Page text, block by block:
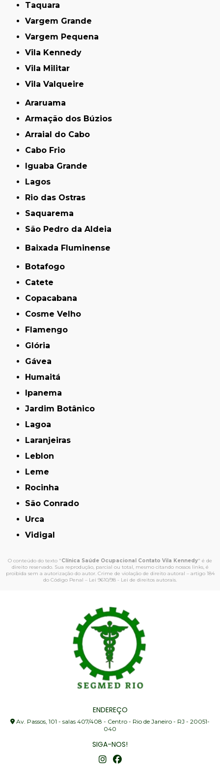
Taquara
Vargem Grande
Vargem Pequena
Vila Kennedy
Vila Militar
Vila Valqueire
Araruama
Armação dos Búzios
Arraial do Cabo
Cabo Frio
Iguaba Grande
Lagos
Rio das Ostras
Saquarema
São Pedro da Aldeia
Baixada Fluminense
Botafogo
Catete
Copacabana
Cosme Velho
Flamengo
Glória
Gávea
Humaitá
Ipanema
Jardim Botânico
Lagoa
Laranjeiras
Leblon
Leme
Rocinha
São Conrado
Urca
Vidigal
O conteúdo do texto "Clínica Saúde Ocupacional Contato Vila Kennedy" é de
direito reservado. Sua reprodução, parcial ou total, mesmo citando nossos links, é
proibida sem a autorização do autor. Crime de violação de direito autoral – artigo 184
do Código Penal – Lei 9610/98 - Lei de direitos autorais.
ENDEREÇO
Av. Passos, 101 - salas 407/408 - Centro - Rio de Janeiro - RJ - 20051-
040
SIGA-NOS!